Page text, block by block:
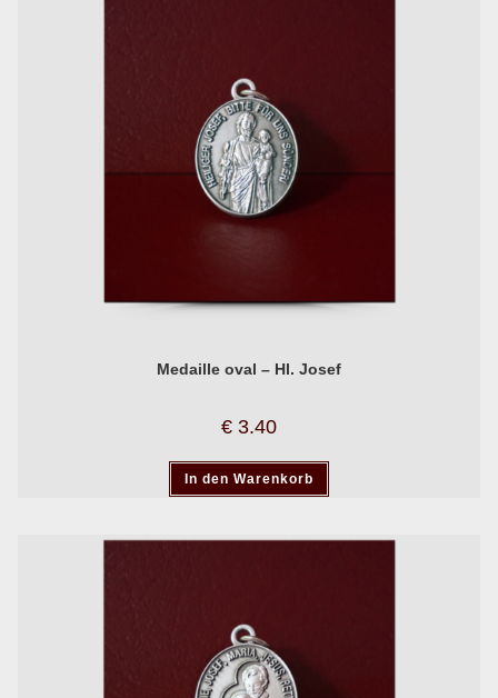
Medaille oval – Hl. Josef
€ 3.40
In den Warenkorb